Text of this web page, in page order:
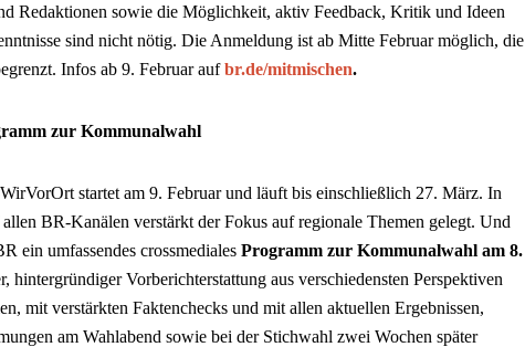
Redaktionen sowie die Möglichkeit, aktiv Feedback, Kritik und Ideen
sind nicht nötig. Die Anmeldung ist ab Mitte Februar möglich, die
Infos ab 9. Februar aufbr.de/mitmischen.
zur Kommunalwahl
startet am 9. Februar und läuft bis einschließlich 27. März. In
BR-Kanälen verstärkt der Fokus auf regionale Themen gelegt. Und
ein umfassendes crossmediales Programm zur Kommunalwahl am 8.
hintergründiger Vorberichterstattung aus verschiedensten Perspektiven
mit verstärkten Faktenchecks und mit allen aktuellen Ergebnissen,
am Wahlabend sowie bei der Stichwahl zwei Wochen später